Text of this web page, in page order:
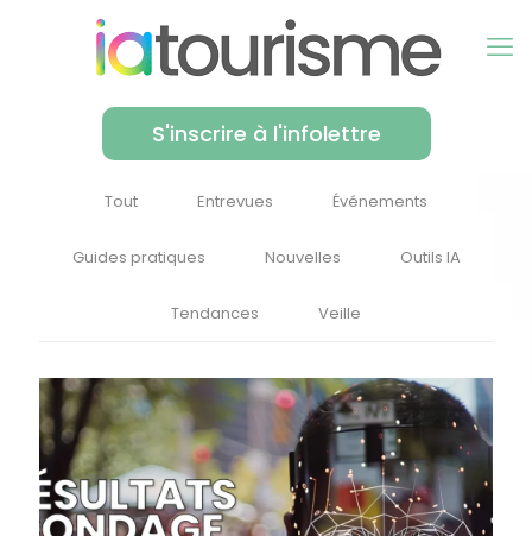
S'inscrire à l'infolettre
Tout Entrevues Événements
Guides pratiques Nouvelles Outils IA
Tendances Veille